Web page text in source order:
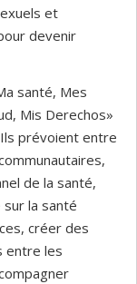
et
devenir
santé, Mes
Mis Derechos»
prévoient entre
de la santé,
la santé
créer des
entre les